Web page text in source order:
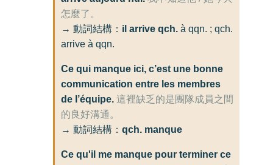
怎麼了。
→ 動詞結構： il arrive qch. à qqn. ; qch.
arrive à qqn.
Ce qui manque ici, c’est une bonne
communication entre les membres
de l’équipe. 這裡缺乏的是團隊成員之間
的良好溝通。
→ 動詞結構： qch. manque
Ce qu'il me manque pour terminer ce